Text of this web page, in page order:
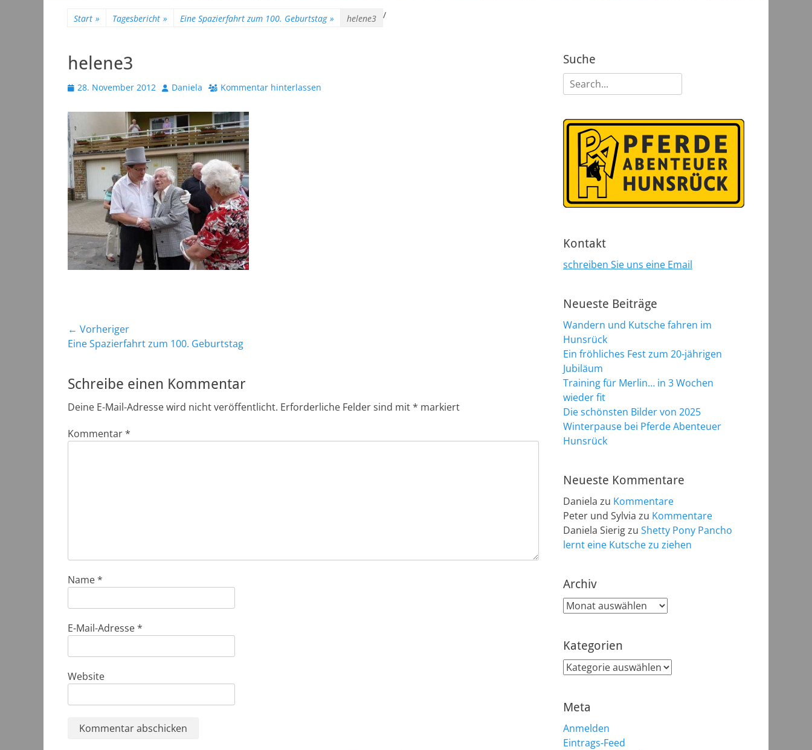
Start » Tagesbericht » /
Eine Spazierfahrt zum 100. Geburtstag » helene3
helene3
Veröffentlicht
28. November 2012 AutorDaniela Kommentar hinterlassen
Beitragsnavigation
← Vorheriger
Vorheriger
Eine Spazierfahrt zum 100. Geburtstag
Schreibe einen Kommentar
Deine E-Mail-Adresse wird nicht veröffentlicht. Erforderliche Felder sind mit* markiert
Kommentar*
Name*
E-Mail-Adresse*
Website
Suche
Suchen
nach:
Kontakt
schreiben Sie uns eine Email
Neueste Beiträge
Wandern und Kutsche fahren im
Hunsrück
Ein fröhliches Fest zum 20-jährigen
Jubiläum
Training für Merlin… in 3 Wochen
wieder fit
Die schönsten Bilder von 2025
Winterpause bei Pferde Abenteuer
Hunsrück
Neueste Kommentare
Daniela zu Kommentare
Peter und Sylvia zu Kommentare
Daniela Sierigzu Shetty Pony Pancho
lernt eine Kutsche zu ziehen
Archiv
Archiv
Kategorien
Kategorien
Meta
Anmelden
Eintrags-Feed